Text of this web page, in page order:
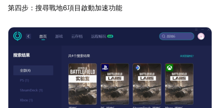
第四步：搜尋戰地6項目啟動加速功能